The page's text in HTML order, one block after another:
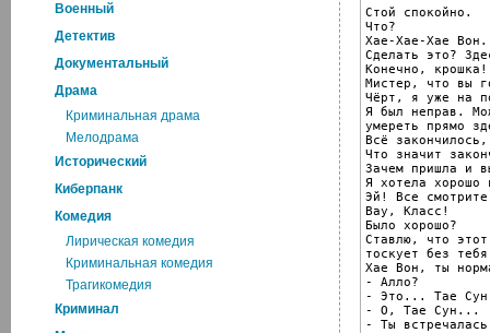
Военный
Детектив
Документальный
Драма
Криминальная драма
Мелодрама
Исторический
Киберпанк
Комедия
Лирическая комедия
Криминальная комедия
Трагикомедия
Криминал
Стой спокойно.
Что?
Хае-Хае-Хае
Сделать это?
Конечно, крошка!
Мистер, что вы
Чёрт, я уже на
Я был неправ.
умереть прямо
Всё
Что значит
Зачем пришла и
Я хотела хорошо
Эй! Все
Вау, Класс!
Было хорошо?
Ставлю, что
тоскует без
Хае Вон, ты
- Алло?
- Это... Тае
- О, Тае Сун...
- Ты